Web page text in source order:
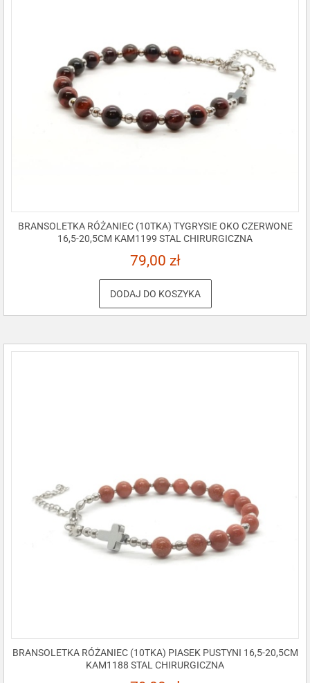
BRANSOLETKA RÓŻANIEC (10TKA) TYGRYSIE OKO CZERWONE
16,5-20,5CM KAM1199 STAL CHIRURGICZNA
79,00 zł
DODAJ DO KOSZYKA
BRANSOLETKA RÓŻANIEC (10TKA) PIASEK PUSTYNI 16,5-20,5CM
KAM1188 STAL CHIRURGICZNA